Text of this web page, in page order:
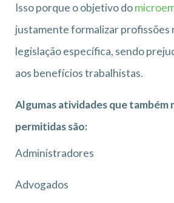
Isso porque o objetivo do
justamente formalizar profissões
legislação específica, sendo
aos benefícios trabalhistas.
Algumas atividades que também
permitidas são:
Administradores
Advogados